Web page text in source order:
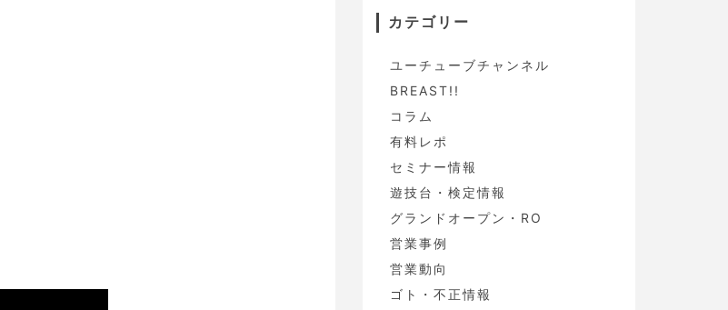
カテゴリー
ユーチューブチャンネル
BREAST!!
コラム
有料レポ
セミナー情報
遊技台・検定情報
グランドオープン・RO
営業事例
営業動向
ゴト・不正情報